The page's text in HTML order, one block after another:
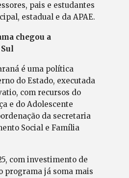
pais e estudantes
estadual e da APAE.
chegou a
é uma política
do Estado, executada
com recursos do
e do Adolescente
da secretaria
Social e Família
com investimento de
programa já soma mais